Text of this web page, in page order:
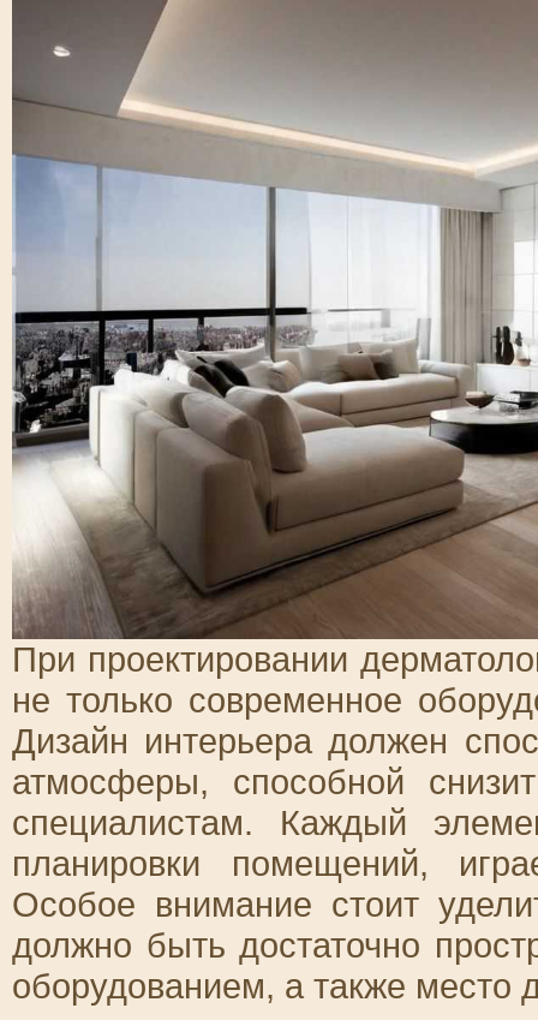
При проектировании
не только современное
Дизайн интерьера должен
атмосферы, способной
специалистам. Каждый
планировки помещений,
Особое внимание стоит
должно быть достаточно
оборудованием, а также место